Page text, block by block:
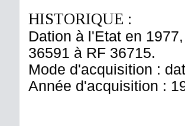
HISTORIQUE :
Dation à l'Etat en
36591 à RF 36715.
Mode d'acquisition :
Année d'acquisition :